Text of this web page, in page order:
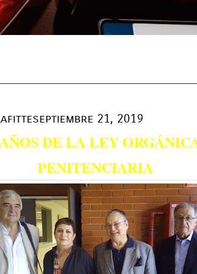
septiembre 21, 2019
DE LA LEY
PENITENCIARIA